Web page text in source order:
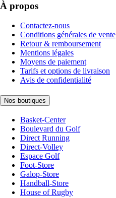
À propos
Contactez-nous
Conditions générales de vente
Retour & remboursement
Mentions légales
Moyens de paiement
Tarifs et options de livraison
Avis de confidentialité
Nos boutiques
Basket-Center
Boulevard du Golf
Direct Running
Direct-Volley
Espace Golf
Foot-Store
Galop-Store
Handball-Store
House of Rugby